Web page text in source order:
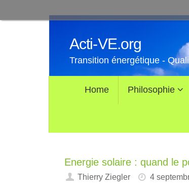
Passer
Acti-VE.org
Transition énergétique -
Home Philosophie
Energie solaire : quand le
Thierry Ziegler 4